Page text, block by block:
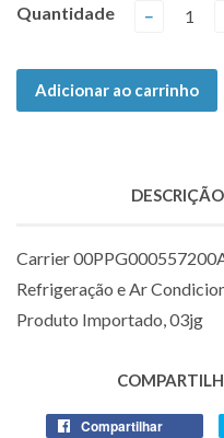
Quantidade −
Adicionar ao carrinho
DESCRIÇÃO
Carrier
Refrigeração e Ar
Produto Importado, 03jg
Compartilhar